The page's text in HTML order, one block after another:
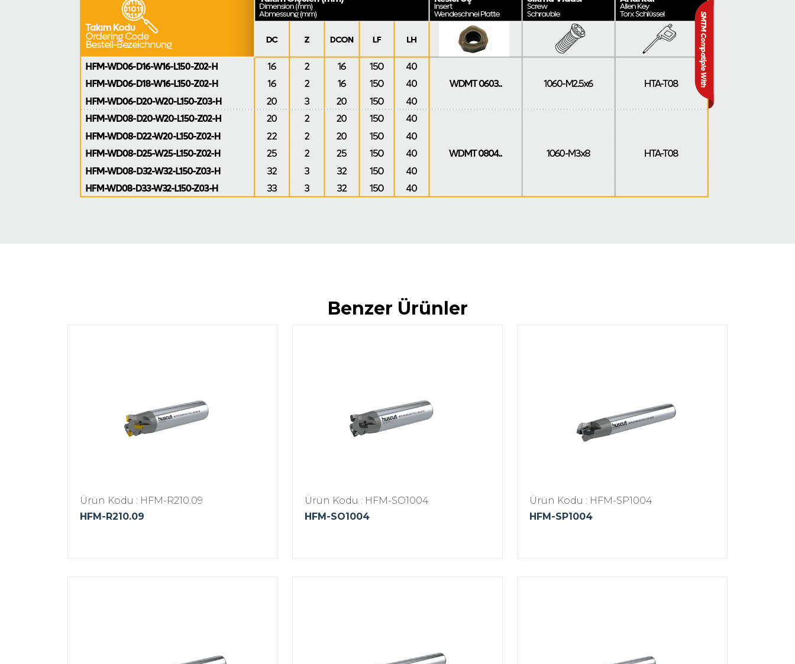
Benzer Ürünler
Ürün Kodu : HFM-R210.09
HFM-R210.09
Ürün Kodu : HFM-SO1004
HFM-SO1004
Ürün Kodu : HFM-SP1004
HFM-SP1004